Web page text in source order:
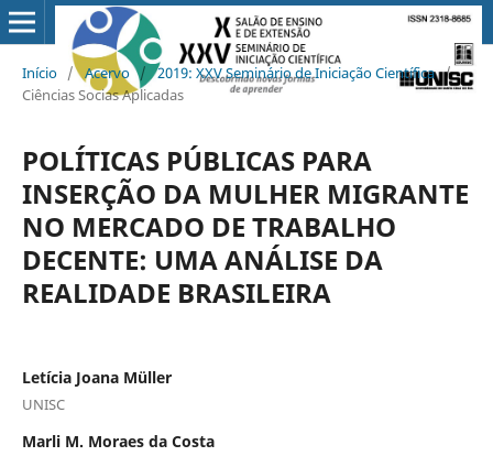
Início / Acervo / 2019: XXV Seminário de Iniciação Científica /
Ciências Socias Aplicadas
POLÍTICAS PÚBLICAS PARA
INSERÇÃO DA MULHER MIGRANTE
NO MERCADO DE TRABALHO
DECENTE: UMA ANÁLISE DA
REALIDADE BRASILEIRA
Letícia Joana Müller
UNISC
Marli M. Moraes da Costa